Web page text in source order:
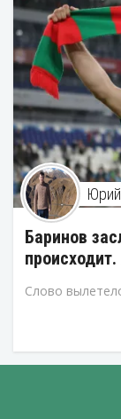
Баринов
Слово